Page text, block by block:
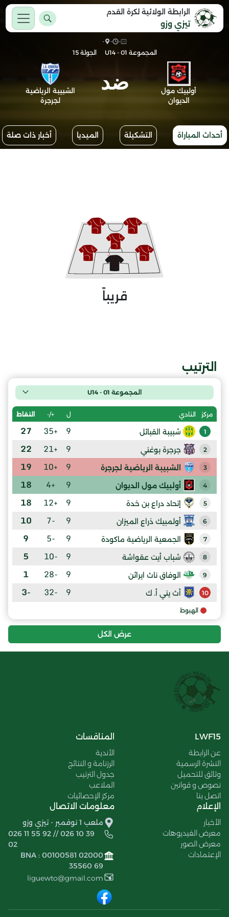
الرابطة الولائية لكرة القدم
تيزي وزو
-
-
-
المجموعة 01 - U14
الجولة 15
أولبيك مول
الديوان
ضد
الشبيبة الرياضية
لجرجرة
أحداث المباراة التشكيلة الميديا أخبار ذات صلة
قريباً
الترتيب
المجموعة 01 - U14
مركز النادي ل +/- النقاط
1 شبيبة القبائل 9
+35
27
2 جرجرة بوغني 9
+21
22
3 الشبيبة الرياضية لجرجرة 9
+10
19
4 أولبيك مول الديوان 9
+4
18
5 إتحاد دراع بن خدة 9
+12
18
6 أولمبيك ذراع الميزان 9
-7
10
7 الجمعية الرياضية ماكودة 9
-5
9
8 شباب أيت عقواشة 9
-10
5
9 الوفاق ناث ايراثن 9
-28
1
10 أث يني أ. ك 9
-32
-3
الهبوط
عرض الكل
LWF15
عن الرابطة
النشرة الرسمية
وثائق للتحميل
نصوص و قوانين
اتصل بنا
المنافسات
الأندية
الرزنامة و النتائج
جدول الترتيب
الملاعب
مركز الإحصائيات
الإعلام
الأخبار
معرض الفيديوهات
معرض الصور
الإعتمادات
معلومات الاتصال
ملعب 1 نوفمبر - تيزي وزو
026 11 55 92 // 026 10 39
02
BNA : 00100581 02000
35560 69
liguewto@gmail.com